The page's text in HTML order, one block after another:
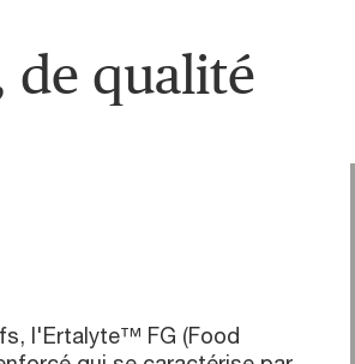
de qualité
l'Ertalyte™ FG (Food